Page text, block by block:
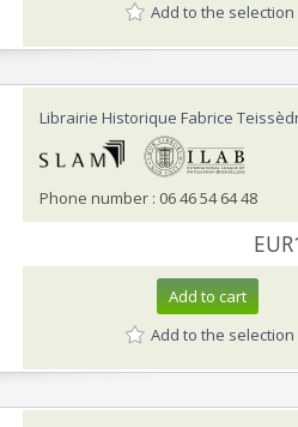
Add to the selection
Librairie Historique Fabrice
Phone number : 06 46 54 64 48
Add to cart
Add to the selection